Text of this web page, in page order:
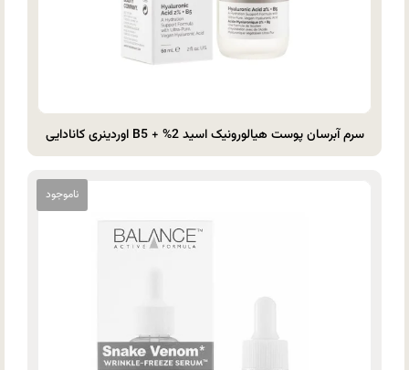
سرم آبرسان پوست هیالورونیک اسید 2% + B5 اوردینری کانادایی